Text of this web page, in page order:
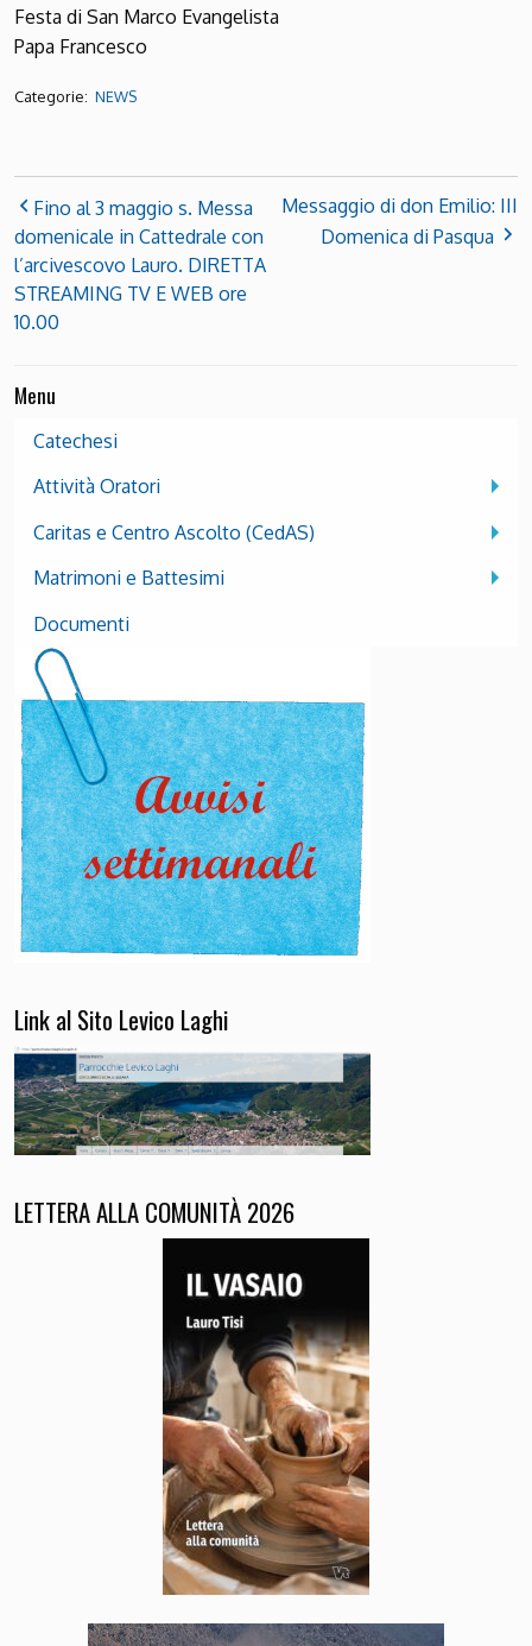
Festa di San Marco Evangelista
Papa Francesco
Categorie: NEWS
Fino al 3 maggio s. Messa
domenicale in Cattedrale con
l’arcivescovo Lauro. DIRETTA
STREAMING TV E WEB ore
10.00
Messaggio di don Emilio: III
Domenica di Pasqua
Menu
Catechesi
Attività Oratori
Caritas e Centro Ascolto (CedAS)
Matrimoni e Battesimi
Documenti
Link al Sito Levico Laghi
LETTERA ALLA COMUNITÀ 2026